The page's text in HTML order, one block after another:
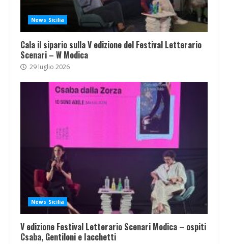
News Sicilia
Cala il sipario sulla V edizione del Festival Letterario
Scenari – W Modica
29 luglio 2026
News Sicilia
V edizione Festival Letterario Scenari Modica – ospiti
Csaba, Gentiloni e Iacchetti